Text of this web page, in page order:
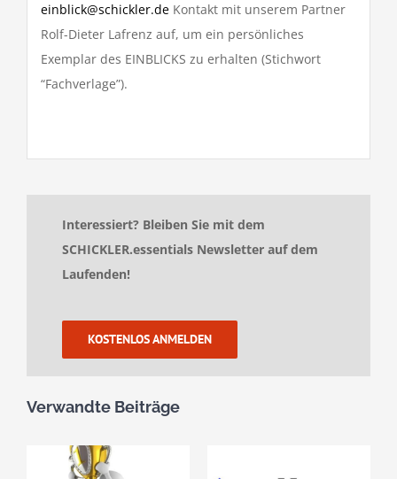
einblick@schickler.deKontakt mit unserem Partner
Rolf-Dieter Lafrenz auf, um ein persönliches
Exemplar des EINBLICKS zu erhalten (Stichwort
“Fachverlage”).
Interessiert? Bleiben Sie mit dem
SCHICKLER.essentials Newsletter auf dem
Laufenden!
KOSTENLOS ANMELDEN
Verwandte Beiträge